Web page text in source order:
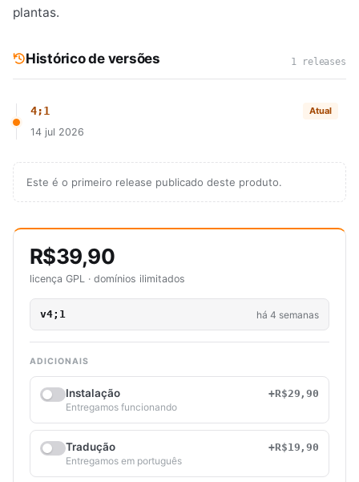
plantas.
Histórico de versões 1 releases
4;1 Atual
14 jul 2026
Este é o primeiro release publicado deste produto.
R$39,90
licença GPL · domínios ilimitados
v4;1 há 4 semanas
ADICIONAIS
Instalação
+R$29,90
Entregamos funcionando
Tradução
+R$19,90
Entregamos em português